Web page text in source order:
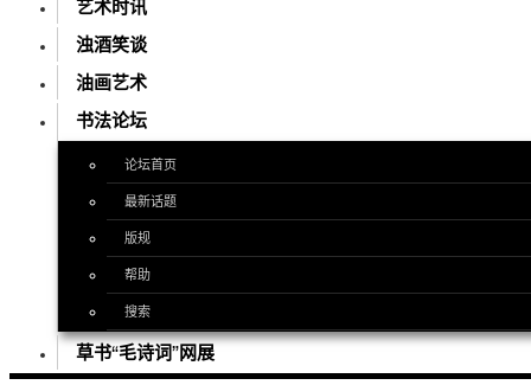
艺术时讯
浊酒笑谈
油画艺术
书法论坛
论坛首页
最新话题
版规
帮助
搜索
草书“毛诗词”网展